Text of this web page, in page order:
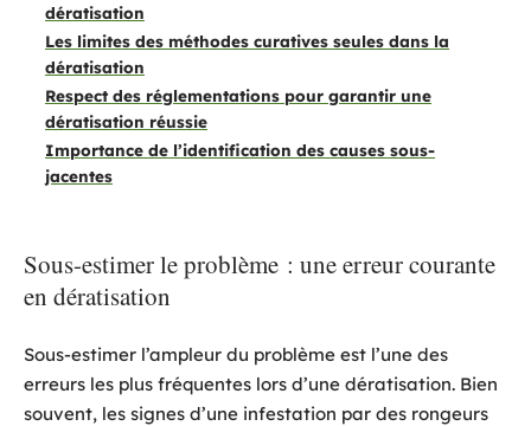
dératisation
Les limites des méthodes curatives seules dans la
dératisation
Respect des réglementations pour garantir une
dératisation réussie
Importance de l’identification des causes sous-
jacentes
Sous-estimer le problème : une erreur courante
en dératisation
Sous-estimer l’ampleur du problème est l’une des
erreurs les plus fréquentes lors d’une dératisation. Bien
souvent, les signes d’une infestation par des rongeurs